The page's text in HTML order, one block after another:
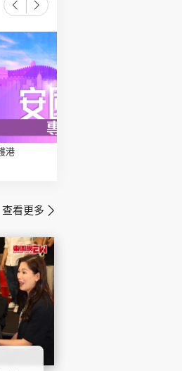
reserved.
港
查看更多